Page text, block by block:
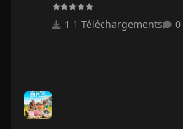
1 Téléchargements